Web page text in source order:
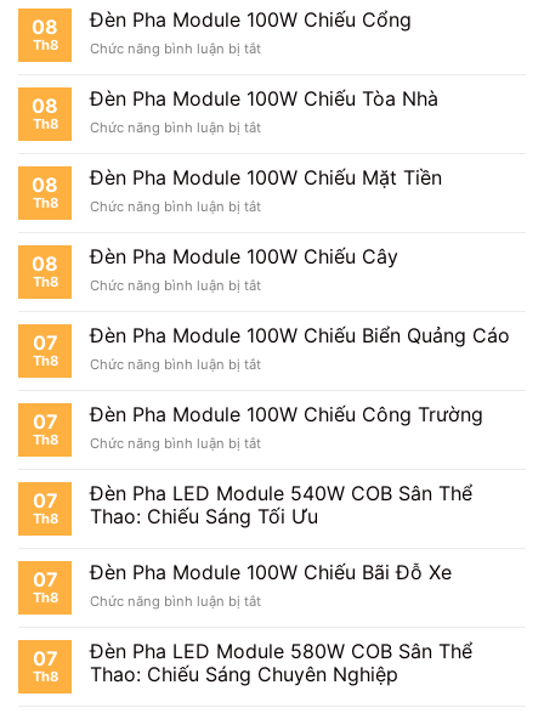
Trang
Pha
Module
100W
Sân
08
Th8
Đèn Pha Module 100W Chiếu Cổng
Chức năng bình luận bị tắtở
Pha
Module
100W
Cổng
08
Th8
Đèn Pha Module 100W Chiếu Tòa Nhà
Chức năng bình luận bị tắtở
Pha
Module
100W
Tòa
08
Th8
Đèn Pha Module 100W Chiếu Mặt Tiền
Chức năng bình luận bị tắtở
Pha
Module
100W
Mặt
08
Th8
Đèn Pha Module 100W Chiếu Cây
Chức năng bình luận bị tắtở
Pha
Module
100W
Cây
07
Th8
Đèn Pha Module 100W Chiếu Biển Quảng Cáo
Chức năng bình luận bị tắtở
Pha
Module
100W
Biển
Quảng
Cáo
07
Th8
Đèn Pha Module 100W Chiếu Công Trường
Chức năng bình luận bị tắtở
Pha
Module
100W
Công
07
Th8
Đèn Pha LED Module 540W COB Sân Thể
Thao: Chiếu Sáng Tối Ưu
07
Th8
Đèn Pha Module 100W Chiếu Bãi Đỗ Xe
Chức năng bình luận bị tắtở
Pha
Module
100W
07
Th8
Đèn Pha LED Module 580W COB Sân Thể
Thao: Chiếu Sáng Chuyên Nghiệp